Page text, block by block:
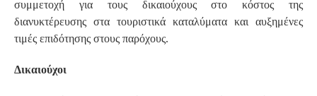
συμμετοχή για τους δικαιούχους στο κόστος της
διανυκτέρευσης στα τουριστικά καταλύματα και αυξημένες
τιμές επιδότησης στους παρόχους.
Δικαιούχοι